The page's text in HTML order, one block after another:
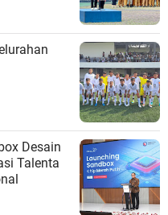
Desain
Talenta